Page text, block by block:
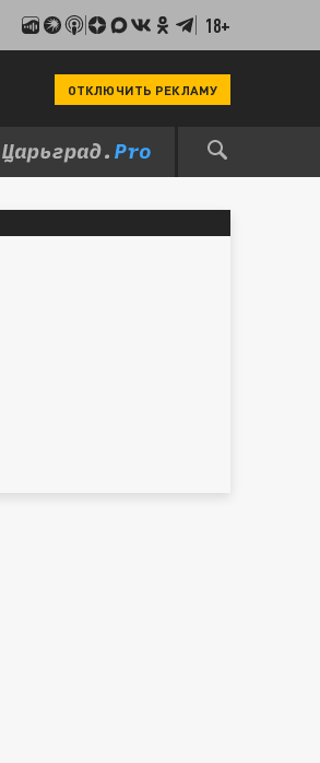
18+
ОТКЛЮЧИТЬ РЕКЛАМУ